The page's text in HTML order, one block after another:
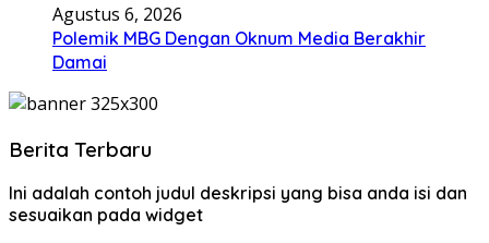
Agustus 6, 2026
Polemik MBG Dengan Oknum Media Berakhir
Damai
Berita Terbaru
Ini adalah contoh judul deskripsi yang bisa anda isi dan
sesuaikan pada widget